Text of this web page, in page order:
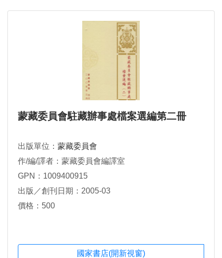
蒙藏委員會駐藏辦事處檔案選編第二冊
出版單位： 蒙藏委員會
作/編/譯者：蒙藏委員會編譯室
GPN：1009400915
出版／創刊日期：2005-03
價格：500
國家書店(開新視窗)